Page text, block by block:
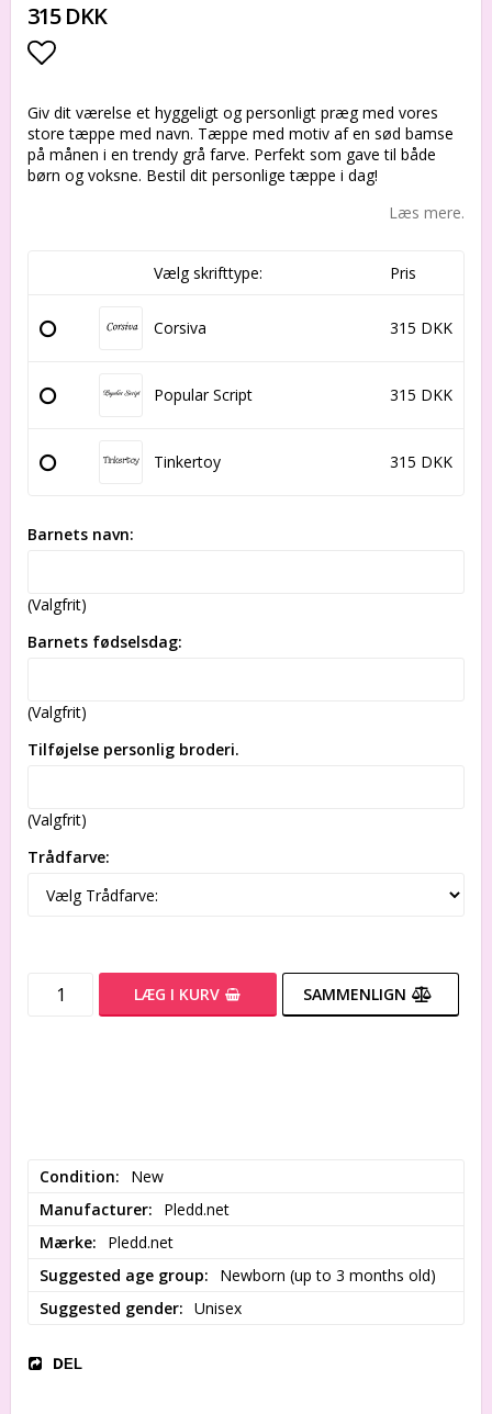
315 DKK
Add to list of favorites
Giv dit værelse et hyggeligt og personligt præg med vores
store tæppe med navn. Tæppe med motiv af en sød bamse
på månen i en trendy grå farve. Perfekt som gave til både
børn og voksne. Bestil dit personlige tæppe i dag!
Læs mere.
Vælg skrifttype: Pris
Corsiva 315 DKK
Popular Script 315 DKK
Tinkertoy 315 DKK
Barnets navn:
(Valgfrit)
Barnets fødselsdag:
(Valgfrit)
Tilføjelse personlig broderi.
(Valgfrit)
Trådfarve:
LÆG I KURV SAMMENLIGN
Condition
New
Manufacturer
Pledd.net
Mærke
Pledd.net
Suggested age group
Newborn (up to 3 months old)
Suggested gender
Unisex
DEL